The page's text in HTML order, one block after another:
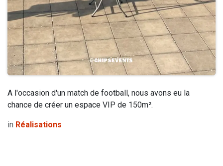
A l'occasion d'un match de football, nous avons eu la
chance de créer un espace VIP de 150m².
in Réalisations